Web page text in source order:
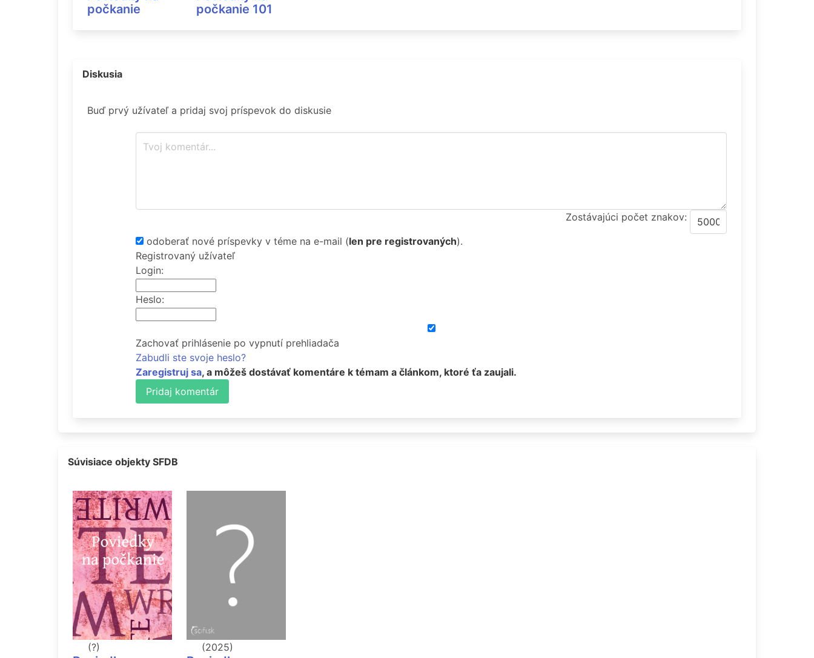
počkanie
počkanie 101
Diskusia
Buď prvý užívateľ a pridaj svoj príspevok do diskusie
Zostávajúci počet znakov:
odoberať nové príspevky v téme na e-mail (len pre registrovaných).
Registrovaný užívateľ
Login:
Heslo:
Zachovať prihlásenie po vypnutí prehliadača
Zabudli ste svoje heslo?
Zaregistruj sa, a môžeš dostávať komentáre k témam a článkom, ktoré ťa zaujali.
Pridaj komentár
Súvisiace objekty SFDB
(?) (2025)